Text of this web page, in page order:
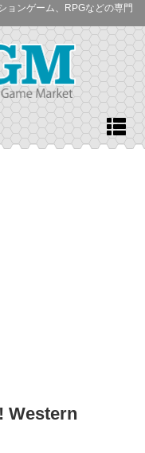
ョンゲーム、RPGなどの専門
Western